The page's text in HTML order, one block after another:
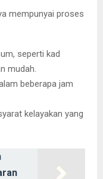
mempunyai proses
seperti kad
mudah.
beberapa jam
kelayakan yang